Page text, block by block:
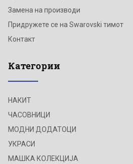
Замена на производи
Придружете се на Swarovski тимот
Контакт
Категории
НАКИТ
ЧАСОВНИЦИ
МОДНИ ДОДАТОЦИ
УКРАСИ
МАШКА КОЛЕКЦИЈА